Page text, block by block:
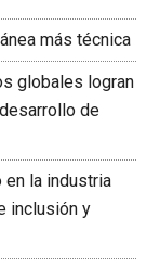
más técnica
globales logran
de
la industria
inclusión y